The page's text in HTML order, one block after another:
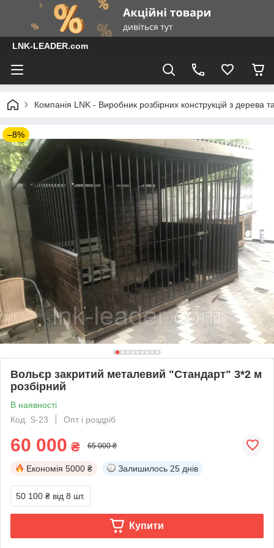
LNK-LEADER.com
Компанія LNK - Виробник розбірних конструкцій з дерева
–8%
Вольєр закритий металевий "Стандарт" 3*2 м
розбірний
В наявності
Код: S-23
Опт і роздріб
60 000 ₴ 65 000 ₴
Економія 5000 ₴ Залишилось 25 днів
50 100 ₴ від 8 шт.
Купити